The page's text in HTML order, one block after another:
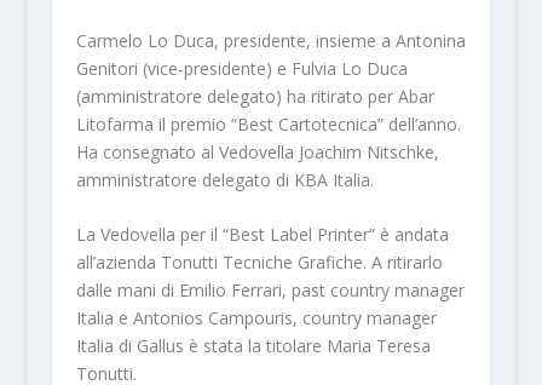
Carmelo Lo Duca, presidente, insieme a Antonina
Genitori (vice-presidente) e Fulvia Lo Duca
(amministratore delegato) ha ritirato per Abar
Litofarma il premio “Best Cartotecnica” dell’anno.
Ha consegnato al Vedovella Joachim Nitschke,
amministratore delegato di KBA Italia.
La Vedovella per il “Best Label Printer” è andata
all’azienda Tonutti Tecniche Grafiche. A ritirarlo
dalle mani di Emilio Ferrari, past country manager
Italia e Antonios Campouris, country manager
Italia di Gallus è stata la titolare Maria Teresa
Tonutti.